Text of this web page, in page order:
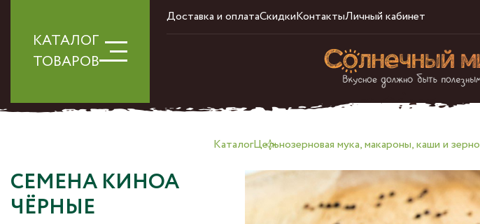
КАТАЛОГ
ТОВАРОВ
Доставка и оплатаСкидкиКонтактыЛичный кабинет
КаталогЦельнозерновая мука, макароны, каши и зерно
СЕМЕНА КИНОА
ЧЁРНЫЕ